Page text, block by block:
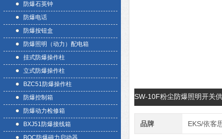
防爆石英钟
防爆电话
防爆按钮盒
防爆照明（动力）配电箱
挂式防爆操作柱
立式防爆操作柱
BZC51防爆操作柱
防爆控制箱
防爆动力检修箱
BXJ51防爆接线箱
BQC防爆磁力启动器
SW-10F粉尘防爆照明开关
品牌 EKS/依客